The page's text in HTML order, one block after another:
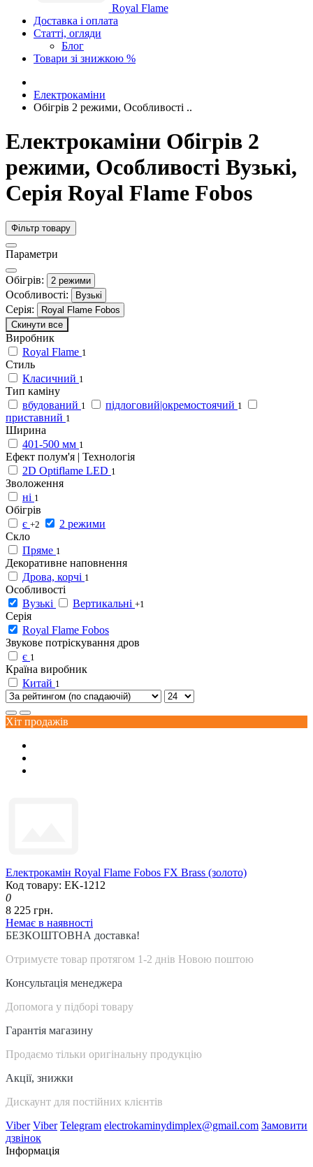
Royal Flame
Доставка і оплата
Статті, огляди
Блог
Товари зі знижкою %
Електрокаміни
Обігрів 2 режими, Особливості ..
Електрокаміни Обігрів 2
режими, Особливості Вузькі,
Серія Royal Flame Fobos
Фільтр товару
Параметри
Обігрів: 2 режими
Особливості: Вузькі
Серія:
Royal Flame Fobos
Скинути все
Виробник
Royal Flame 1
Стиль
Класичний 1
Тип каміну
вбудований 1 підлоговий|окремостоячий 1
приставний 1
Ширина
401-500 мм 1
Ефект полум'я | Технологія
2D Optiflame LED 1
Зволоження
ні 1
Обігрів
є +2
2 режими
Скло
Пряме 1
Декоративне наповнення
Дрова, корчі 1
Особливості
Вузькі
Вертикальні +1
Серія
Royal Flame Fobos
Звукове потріскування дров
є 1
Країна виробник
Китай 1
Хіт продажів
Електрокамін Royal Flame Fobos FX Brass (золото)
Код товару: EK-1212
0
8 225 грн.
Немає в наявності
БЕЗКОШТОВНА доставка!
Отримуєте товар протягом 1-2 днів Новою поштою
Консультація менеджера
Допомога у підборі товару
Гарантія магазину
Продаємо тільки оригінальну продукцію
Акції, знижки
Дискаунт для постійних клієнтів
Viber Viber Telegram electrokaminydimplex@gmail.com Замовити
дзвінок
Інформація